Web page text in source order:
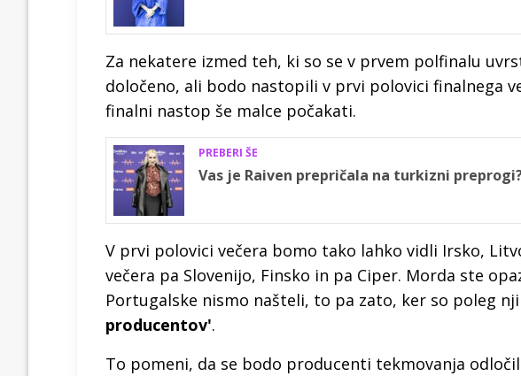
Za nekatere izmed teh, ki so se v prvem polfinalu
določeno, ali bodo nastopili v prvi polovici finalnega
finalni nastop še malce počakati.
PREBERI ŠE
Vas je Raiven prepričala na turkizni
V prvi polovici večera bomo tako lahko vidli Irsko,
večera pa Slovenijo, Finsko in pa Ciper. Morda ste
Portugalske nismo našteli, to pa zato, ker so poleg
producentov'.
To pomeni, da se bodo producenti tekmovanja